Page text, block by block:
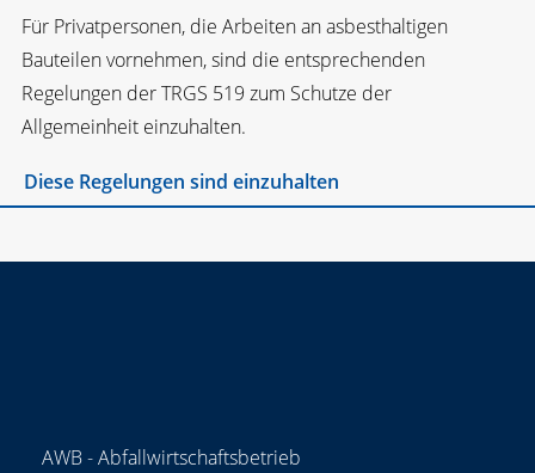
Für Privatpersonen, die Arbeiten an asbesthaltigen
Bauteilen vornehmen, sind die entsprechenden
Regelungen der TRGS 519 zum Schutze der
Allgemeinheit einzuhalten.
Diese Regelungen sind einzuhalten
AWB - Abfallwirtschaftsbetrieb